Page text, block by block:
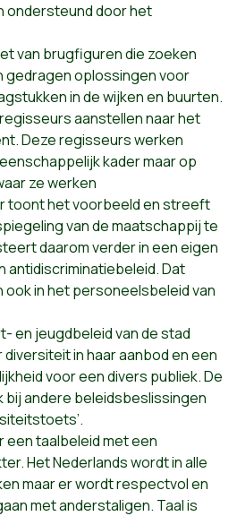
ondersteund door het
van brugfiguren die zoeken
gedragen oplossingen voor
in de wijken en buurten.
aanstellen naar het
Deze regisseurs werken
kader maar op
ze werken
toont het voorbeeld en streeft
van de maatschappij te
daarom verder in een eigen
antidiscriminatiebeleid. Dat
in het personeelsbeleid van
en jeugdbeleid van de stad
in haar aanbod en een
voor een divers publiek. De
andere beleidsbeslissingen
een taalbeleid met een
Het Nederlands wordt in alle
maar er wordt respectvol en
met anderstaligen. Taal is